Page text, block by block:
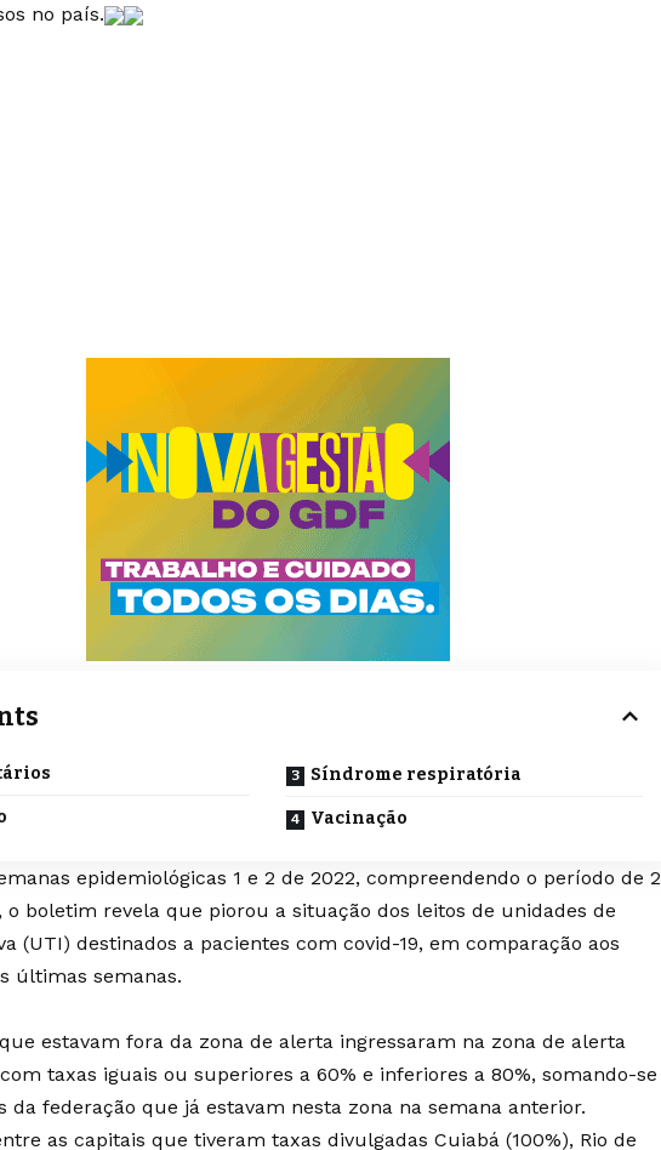
no país.
Síndrome respiratória
Vacinação
epidemiológicas 1 e 2 de 2022, compreendendo o período de 2
o boletim revela que piorou a situação dos leitos de unidades de
(UTI) destinados a pacientes com covid-19, em comparação aos
últimas semanas.
estavam fora da zona de alerta ingressaram na zona de alerta
taxas iguais ou superiores a 60% e inferiores a 80%, somando-se
da federação que já estavam nesta zona na semana anterior.
as capitais que tiveram taxas divulgadas Cuiabá (100%), Rio de